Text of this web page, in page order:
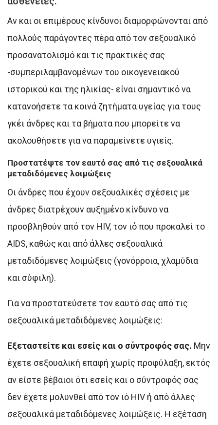
Αν και οι επιμέρους κίνδυνοι διαμορφώνονται από
πολλούς παράγοντες πέρα ​​από τον σεξουαλικό
προσανατολισμό και τις πρακτικές σας
-συμπεριλαμβανομένων του οικογενειακού
ιστορικού και της ηλικίας- είναι σημαντικό να
κατανοήσετε τα κοινά ζητήματα υγείας για τους
γκέι άνδρες και τα βήματα που μπορείτε να
ακολουθήσετε για να παραμείνετε υγιείς.
Προστατέψτε τον εαυτό σας από τις σεξουαλικά
μεταδιδόμενες λοιμώξεις
Οι άνδρες που έχουν σεξουαλικές σχέσεις με
άνδρες διατρέχουν αυξημένο κίνδυνο να
προσβληθούν από τον HIV, τον ιό που προκαλεί το
AIDS, καθώς και από άλλες σεξουαλικά
μεταδιδόμενες λοιμώξεις (γονόρροια, χλαμύδια
και σύφιλη).
Για να προστατεύσετε τον εαυτό σας από τις
σεξουαλικά μεταδιδόμενες λοιμώξεις:
Εξεταστείτε και εσείς και ο σύντροφός σας. Μην
έχετε σεξουαλική επαφή χωρίς προφύλαξη, εκτός
αν είστε βέβαιοι ότι εσείς και ο σύντροφός σας
δεν έχετε μολυνθεί από τον ιό HIV ή από άλλες
σεξουαλικά μεταδιδόμενες λοιμώξεις. Η εξέταση